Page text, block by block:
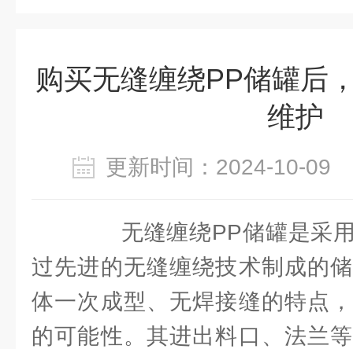
购买无缝缠绕PP储罐后
维护
更新时间：2024-10-
无缝缠绕PP储罐是采用
过先进的无缝缠绕技术制成的
体一次成型、无焊接缝的特点
的可能性。其进出料口、法兰